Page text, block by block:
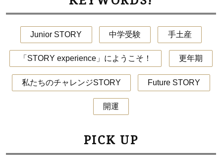
Junior STORY 中学受験 手土産
「STORY experience」にようこそ！ 更年期
私たちのチャレンジSTORY Future STORY
開運
PICK UP